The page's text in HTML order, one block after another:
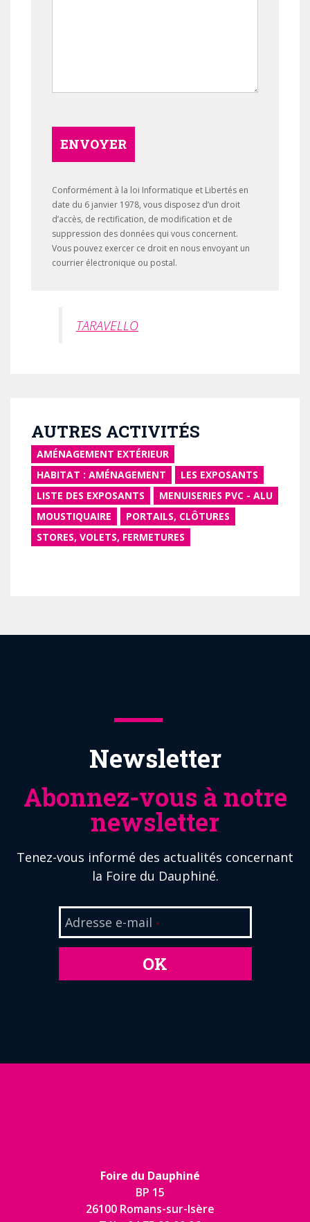
ENVOYER
Conformément à la loi Informatique et Libertés en
date du 6 janvier 1978, vous disposez d’un droit
d’accès, de rectification, de modification et de
suppression des données qui vous concernent.
Vous pouvez exercer ce droit en nous envoyant un
courrier électronique ou postal.
TARAVELLO
AUTRES ACTIVITÉS
AMÉNAGEMENT EXTÉRIEUR
HABITAT : AMÉNAGEMENT
LES EXPOSANTS
LISTE DES EXPOSANTS
MENUISERIES PVC - ALU
MOUSTIQUAIRE
PORTAILS, CLÔTURES
STORES, VOLETS, FERMETURES
Newsletter
Abonnez-vous à notre
newsletter
Tenez-vous informé des actualités concernant
la Foire du Dauphiné.
Adresse e-mail *
OK
Foire du Dauphiné
BP 15
26100 Romans-sur-Isère